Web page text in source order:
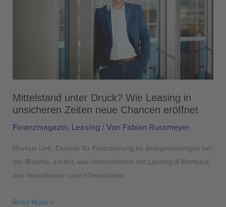
Mittelstand unter Druck? Wie Leasing in
unsicheren Zeiten neue Chancen eröffnet
Finanzmagazin, Leasing / Von Fabian Russmeyer
Markus Link, Experte für Finanzierung im Anlagevermögen bei
der Bizerba, erklärt, wie Unternehmen mit Leasing & Mietkauf
ihre Investitionen smart finanzieren.
Read More »